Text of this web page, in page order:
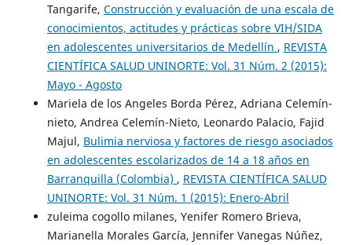
Tangarife, Construcción y evaluación de una escala de
conocimientos, actitudes y prácticas sobre VIH/SIDA
en adolescentes universitarios de Medellín , REVISTA
CIENTÍFICA SALUD UNINORTE: Vol. 31 Núm. 2 (2015):
Mayo - Agosto
Mariela de los Angeles Borda Pérez, Adriana Celemín-
nieto, Andrea Celemín-Nieto, Leonardo Palacio, Fajid
Majul, Bulimia nerviosa y factores de riesgo asociados
en adolescentes escolarizados de 14 a 18 años en
Barranquilla (Colombia) , REVISTA CIENTÍFICA SALUD
UNINORTE: Vol. 31 Núm. 1 (2015): Enero-Abril
zuleima cogollo milanes, Yenifer Romero Brieva,
Marianella Morales García, Jennifer Vanegas Núñez,